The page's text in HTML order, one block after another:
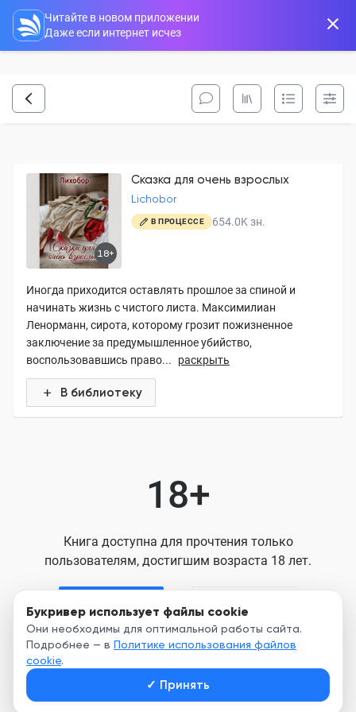
Букривер использует файлы cookie
Они необходимы для оптимальной работы сайта.
Подробнее — в Политике использования файлов
cookie.
✓ Принять
Читайте в новом приложении
Даже если интернет исчез
18+
Сказка для очень взрослых
Lichobor
В ПРОЦЕССЕ 654.0K зн.
Иногда приходится оставлять прошлое за спиной и
начинать жизнь с чистого листа. Максимилиан
Ленорманн, сирота, которому грозит пожизненное
заключение за предумышленное убийство,
воспользовавшись право...
раскрыть
В библиотеку
18+
Книга доступна для прочтения только
пользователям, достигшим возраста 18 лет.
Нажимая кнопку, я принимаю условия
Пользовательского соглашения